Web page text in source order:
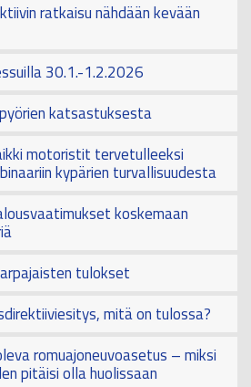
ratkaisu nähdään kevään
30.1.-1.2.2026
katsastuksesta
motoristit tervetulleeksi
kypärien turvallisuudesta
koskemaan
tulokset
mitä on tulossa?
romuajoneuvoasetus – miksi
pitäisi olla huolissaan